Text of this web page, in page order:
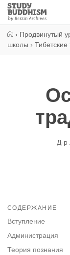
Close
Study
Buddhism
› Продвинутый
школы › Тибетские
Д-р
СОДЕРЖАНИЕ
Вступление
Администрация
Теория познания